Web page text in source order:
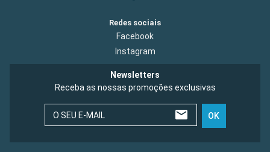
Redes sociais
Facebook
Instagram
Newsletters
Receba as nossas promoções exclusivas
O SEU E-MAIL OK